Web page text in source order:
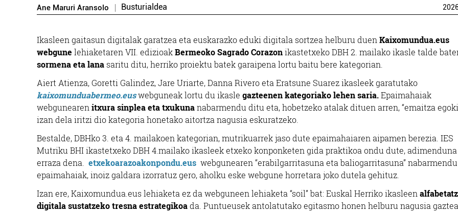
Ane Maruri Aransolo Busturialdea
Ikasleen gaitasun digitalak garatzea eta euskarazko eduki digitala sortzea helburu duenKaixomundua.eus
webgune lehiaketaren VII. edizioakBermeoko Sagrado Corazonikastetxeko DBH 2. mailako ikasle talde
sormena eta lana saritu ditu, herriko proiektu batek garaipena lortu baitu bere kategorian.
Aiert Atienza, Goretti Galindez, Jare Uriarte, Danna Rivero eta Eratsune Suarez ikasleek garatutako
kaixomunduabermeo.euswebguneak lortu du ikasle gazteenen kategoriako lehen saria.Epaimahaiak
webgunearenitxura sinplea eta txukunanabarmendu ditu eta, hobetzeko atalak dituen arren, “emaitza
izan dela iritzi dio kategoria honetako aitortza nagusia eskuratzeko.
Bestalde, DBHko 3. eta 4. mailakoen kategorian, mutrikuarrek jaso dute epaimahaiaren aipamen berezia. IES
Mutriku BHI ikastetxeko DBH 4.mailako ikasleek etxeko konponketen gida praktikoa ondu dute,
erraza dena. etxekoarazoakonpondu.eus webgunearen “erabilgarritasuna eta baliogarritasuna”
epaimahaiak, inoiz galdara izorratuz gero, aholku eske webgune horretara joko dutela gehituz.
Izan ere, Kaixomundua.eus lehiaketa ez da webguneen lehiaketa “soil” bat: Euskal Herriko ikasleen
digitala sustatzeko tresna estrategikoada. Puntueusek antolatutako egitasmo honen helburu nagusia